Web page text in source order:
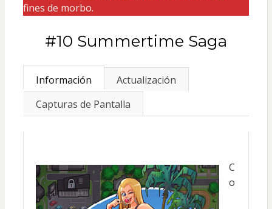
fines de morbo.
#10 Summertime Saga
Información
Actualización
Capturas de Pantalla
C
o